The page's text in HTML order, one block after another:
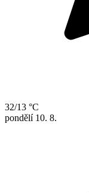
32/13 °C
pondělí 10. 8.